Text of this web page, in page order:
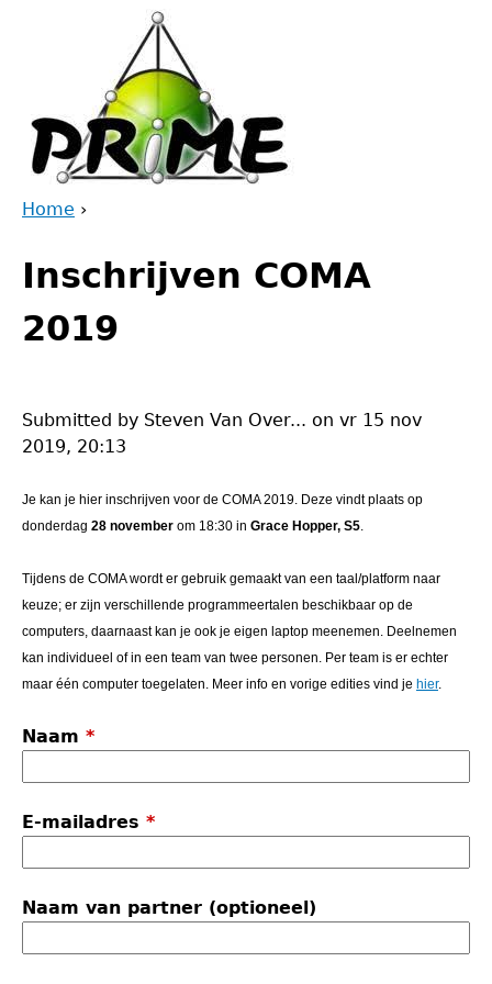
are
here
Home ›
to
top
Inschrijven COMA
2019
Submitted by Steven Van Over... on vr 15 nov
2019, 20:13
Je kan je hier inschrijven voor de COMA 2019. Deze vindt plaats op
donderdag 28 november om 18:30 in Grace Hopper, S5.
Tijdens de COMA wordt er gebruik gemaakt van een taal/platform naar
keuze; er zijn verschillende programmeertalen beschikbaar op de
computers, daarnaast kan je ook je eigen laptop meenemen. Deelnemen
kan individueel of in een team van twee personen. Per team is er echter
maar één computer toegelaten. Meer info en vorige edities vind je hier.
Naam *
E-mailadres *
Naam van partner (optioneel)